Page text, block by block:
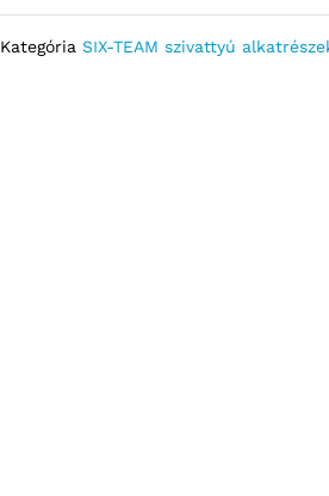
KategóriaSIX-TEAM szivattyú